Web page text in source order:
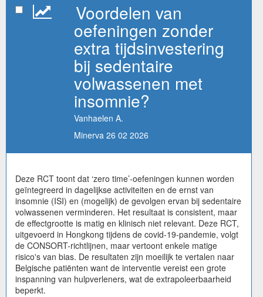
Voordelen van
oefeningen zonder
extra tijdsinvestering
bij sedentaire
volwassenen met
insomnie?
Vanhaelen A.
Minerva 26 02 2026
Deze RCT toont dat ‘zero time’-oefeningen kunnen worden
geïntegreerd in dagelijkse activiteiten en de ernst van
insomnie (ISI) en (mogelijk) de gevolgen ervan bij sedentaire
volwassenen verminderen. Het resultaat is consistent, maar
de effectgrootte is matig en klinisch niet relevant. Deze RCT,
uitgevoerd in Hongkong tijdens de covid-19-pandemie, volgt
de CONSORT-richtlijnen, maar vertoont enkele matige
risico's van bias. De resultaten zijn moeilijk te vertalen naar
Belgische patiënten want de interventie vereist een grote
inspanning van hulpverleners, wat de extrapoleerbaarheid
beperkt.